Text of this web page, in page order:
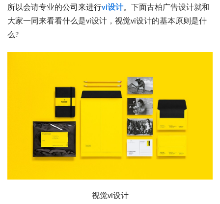
所以会请专业的公司来进行vi设计。下面古柏广告设计就和
大家一同来看看什么是vi设计，视觉vi设计的基本原则是什
么?
视觉vi设计